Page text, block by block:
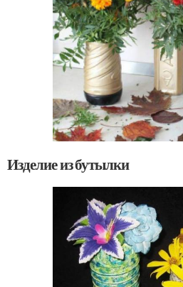
Изделие из бутылки